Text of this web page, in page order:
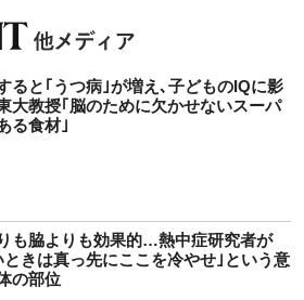
ると｢うつ病｣が増え､子どものIQに影
大教授｢脳のために欠かせないスーパ
る食材｣
も脇よりも効果的…熱中症研究者が
ときは真っ先にここを冷やせ｣という意
の部位